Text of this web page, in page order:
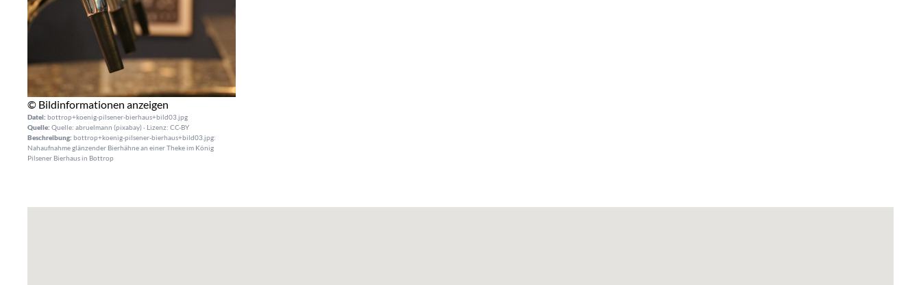
© Bildinformationen anzeigen
Datei: bottrop+koenig-pilsener-bierhaus+bild03.jpg
Quelle: Quelle: abruelmann (pixabay) · Lizenz: CC-BY
Beschreibung: bottrop+koenig-pilsener-bierhaus+bild03.jpg:
Nahaufnahme glänzender Bierhähne an einer Theke im König
Pilsener Bierhaus in Bottrop